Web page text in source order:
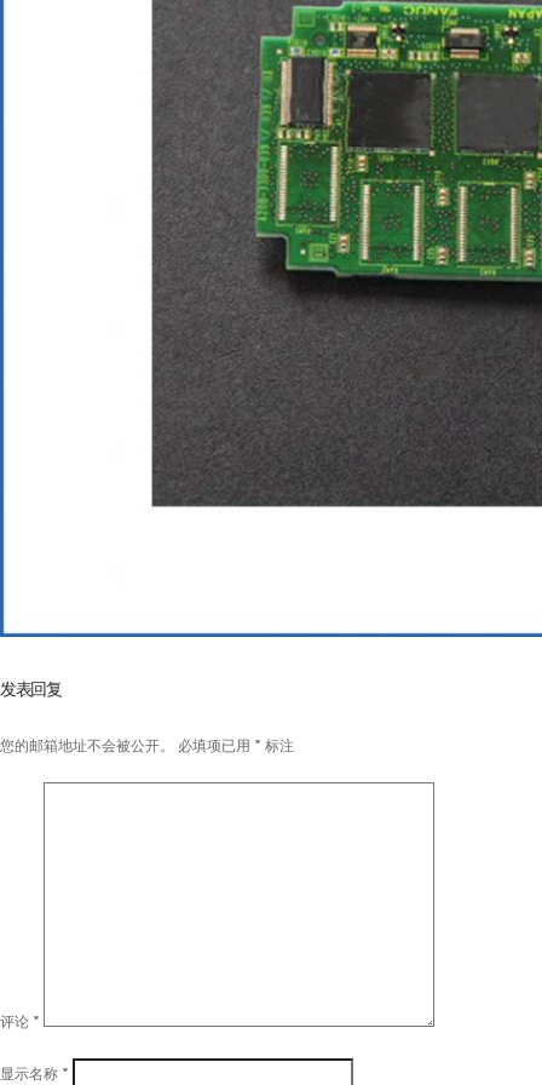
发表回复
您的邮箱地址不会被公开。 必填项已用 * 标注
评论 *
显示名称 *